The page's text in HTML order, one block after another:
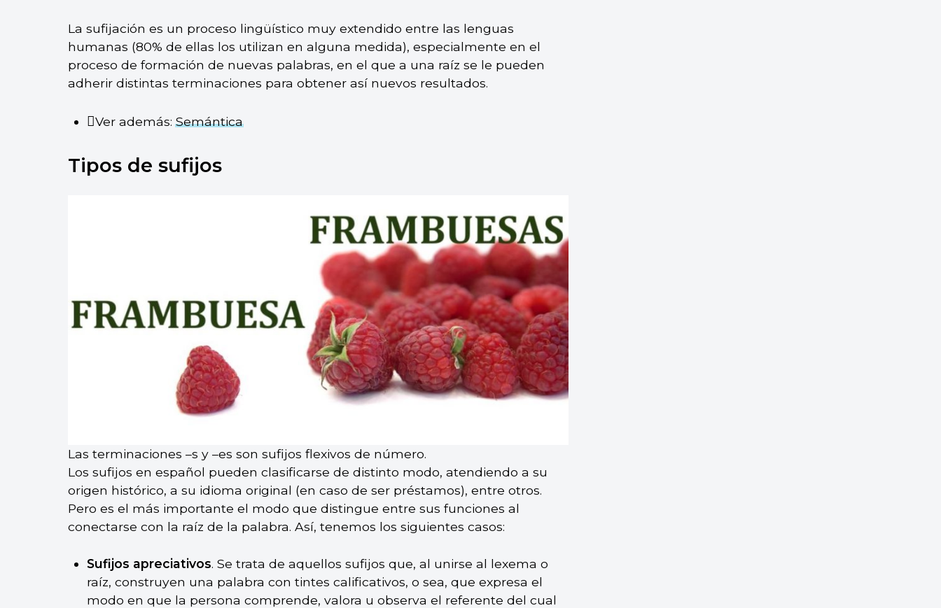
La sufijación es un proceso lingüístico muy extendido entre las lenguas
humanas (80% de ellas los utilizan en alguna medida), especialmente en el
proceso de formación de nuevas palabras, en el que a una raíz se le pueden
adherir distintas terminaciones para obtener así nuevos resultados.
Ver además:Semántica
Tipos de sufijos
Las terminaciones –s y –es son sufijos flexivos de número.
Los sufijos en español pueden clasificarse de distinto modo, atendiendo a su
origen histórico, a su idioma original (en caso de ser préstamos), entre otros.
Pero es el más importante el modo que distingue entre sus funciones al
conectarse con la raíz de la palabra. Así, tenemos los siguientes casos:
Sufijos apreciativos. Se trata de aquellos sufijos que, al unirse al lexema o
raíz, construyen una palabra con tintes calificativos, o sea, que expresa el
modo en que la persona comprende, valora u observa el referente del cual